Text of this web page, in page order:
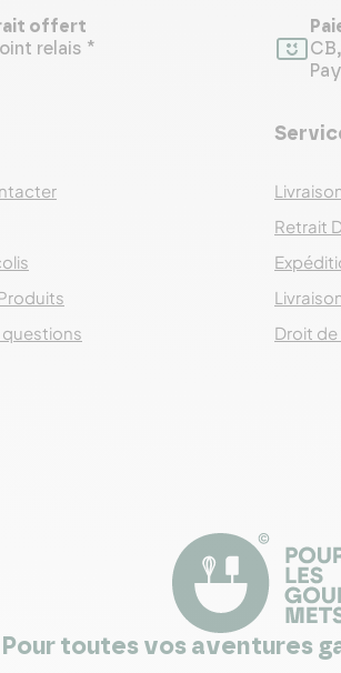
offert
relais *
questions
Retrait
Droit
Pour toutes vos aventures